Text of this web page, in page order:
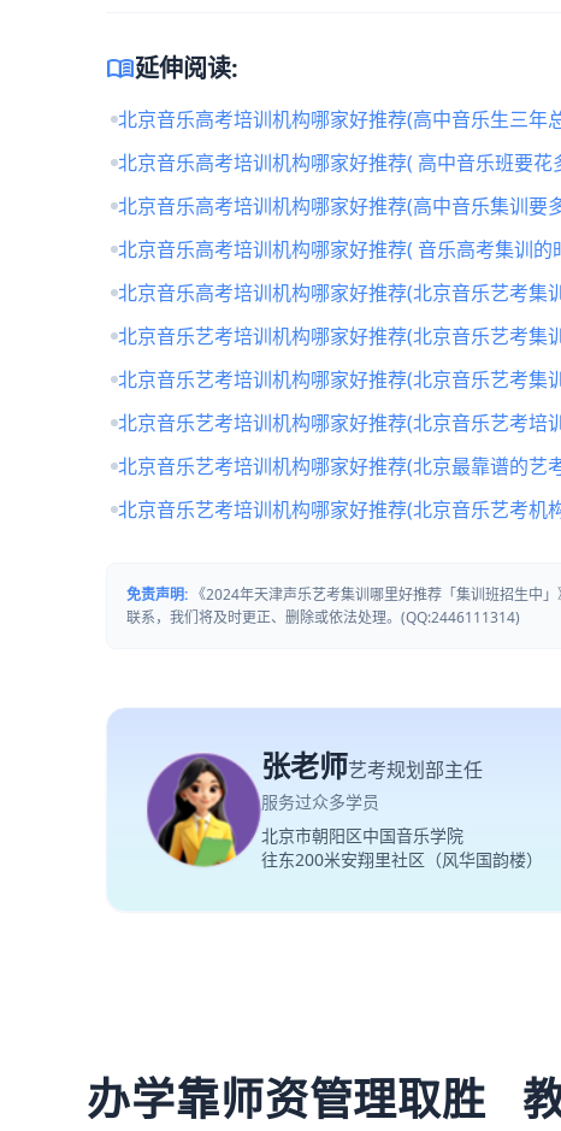
menu_book延伸阅读:
北京音乐高考培训机构哪家好推荐(高中音乐生三年
北京音乐高考培训机构哪家好推荐( 高中音乐班要花
北京音乐高考培训机构哪家好推荐(高中音乐集训要
北京音乐高考培训机构哪家好推荐( 音乐高考集训的
北京音乐高考培训机构哪家好推荐(北京音乐艺考集
北京音乐艺考培训机构哪家好推荐(北京音乐艺考集
北京音乐艺考培训机构哪家好推荐(北京音乐艺考集
北京音乐艺考培训机构哪家好推荐(北京音乐艺考培
北京音乐艺考培训机构哪家好推荐(北京最靠谱的艺
北京音乐艺考培训机构哪家好推荐(北京音乐艺考机
免责声明: 《2024年天津声乐艺考集训哪里好推荐「集训班招生中
联系，我们将及时更正、删除或依法处理。(QQ:2446111314)
张老师艺考规划部主任
服务过众多学员
北京市朝阳区中国音乐学院
往东200米安翔里社区（风华国韵楼）
办学靠师资管理取胜